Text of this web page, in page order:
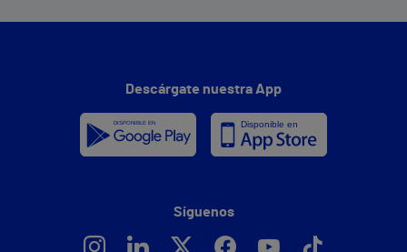
Descárgate nuestra App
Síguenos